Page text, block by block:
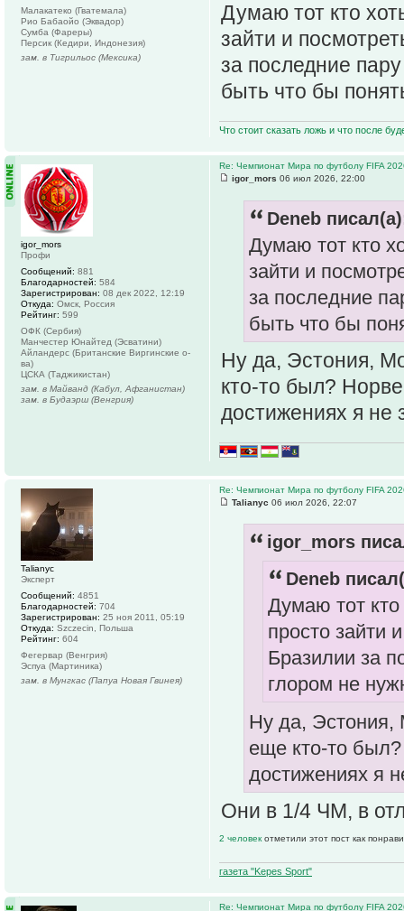
Думаю тот кто
зайти и
за последние
быть что бы
Что стоит сказать ложь и что после
Малакатеко (Гватемала)
Рио Бабаойо (Эквадор)
Сумба (Фареры)
Персик (Кедири, Индонезия)
зам. в Тигрильос (Мексика)
Re: Чемпионат Мира по футболу FIFA
igor_mors 06 июл 2026, 22:00
Deneb
Думаю тот кто
зайти и
за последние
быть что бы
Ну да, Эстония,
кто-то был?
достижениях я не
igor_mors
Профи
Сообщений: 881
Благодарностей: 584
Зарегистрирован: 08 дек 2022, 12:19
Откуда: Омск, Россия
Рейтинг: 599
ОФК (Сербия)
Манчестер Юнайтед (Эсватини)
Айландерс (Британские Виргинские о-
ва)
ЦСКА (Таджикистан)
зам. в Майванд (Кабул, Афганистан)
зам. в Будаэрш (Венгрия)
Re: Чемпионат Мира по футболу FIFA
Talianyc 06 июл 2026, 22:07
igor_mors
Deneb
Думаю тот
просто зайти
Бразилии за
глором не
Ну да, Эстония,
еще кто-то
достижениях я
Они в 1/4 ЧМ, в
2 человек отметили этот пост как
газета "Kepes Sport"
Talianyc
Эксперт
Сообщений: 4851
Благодарностей: 704
Зарегистрирован: 25 ноя 2011, 05:19
Откуда: Szczecin, Польша
Рейтинг: 604
Фегервар (Венгрия)
Эспуа (Мартиника)
зам. в Мунгкас (Папуа Новая Гвинея)
Re: Чемпионат Мира по футболу FIFA